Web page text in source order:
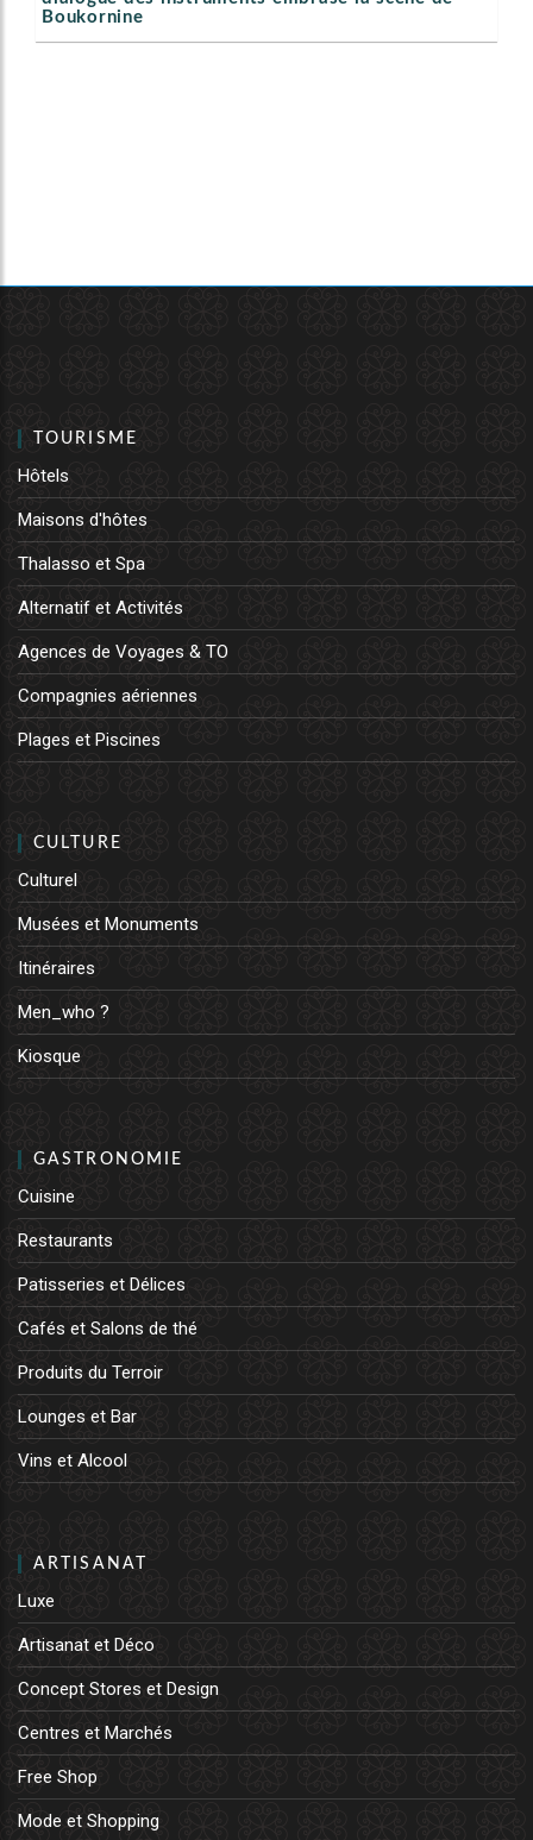
Boukornine
TOURISME
Hôtels
Maisons d'hôtes
Thalasso et Spa
Alternatif et Activités
Agences de Voyages & TO
Compagnies aériennes
Plages et Piscines
CULTURE
Culturel
Musées et Monuments
Itinéraires
Men_who ?
Kiosque
GASTRONOMIE
Cuisine
Restaurants
Patisseries et Délices
Cafés et Salons de thé
Produits du Terroir
Lounges et Bar
Vins et Alcool
ARTISANAT
Luxe
Artisanat et Déco
Concept Stores et Design
Centres et Marchés
Free Shop
Mode et Shopping